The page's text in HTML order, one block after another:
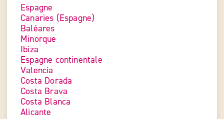
Espagne
Canaries (Espagne)
Baléares
Minorque
Ibiza
Espagne continentale
Valencia
Costa Dorada
Costa Brava
Costa Blanca
Alicante